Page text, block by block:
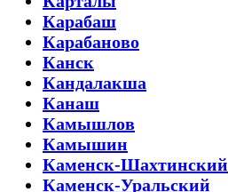
Карабаш
Карабаново
Канск
Кандалакша
Канаш
Камышлов
Камышин
Каменск-Шахтинский
Каменск-Уральский